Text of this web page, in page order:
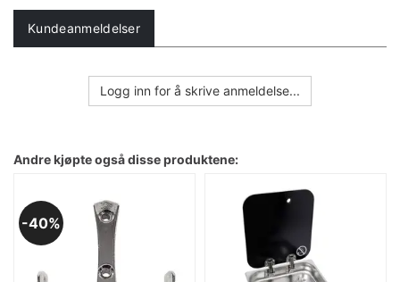
Kundeanmeldelser
Logg inn for å skrive anmeldelse...
Andre kjøpte også disse produktene:
40%